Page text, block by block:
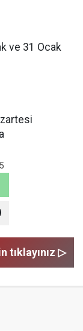
ve 31 Ocak
tıklayınız ▷